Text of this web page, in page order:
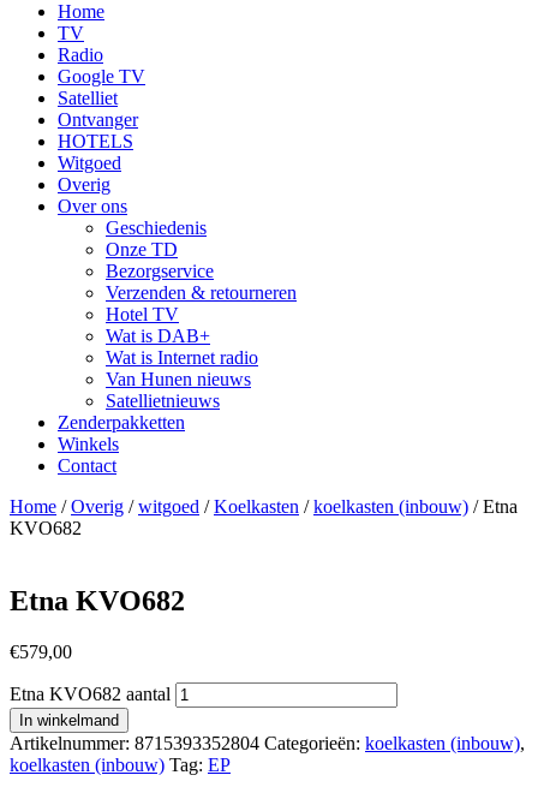
Home
TV
Radio
Google TV
Satelliet
Ontvanger
HOTELS
Witgoed
Overig
Over ons
Geschiedenis
Onze TD
Bezorgservice
Verzenden & retourneren
Hotel TV
Wat is DAB+
Wat is Internet radio
Van Hunen nieuws
Satellietnieuws
Zenderpakketten
Winkels
Contact
Home /Overig /witgoed /Koelkasten /koelkasten (inbouw) / Etna
KVO682
Etna KVO682
€579,00
Etna KVO682 aantal
In winkelmand
Artikelnummer: 8715393352804 Categorieën: koelkasten (inbouw),
koelkasten (inbouw) Tag: EP